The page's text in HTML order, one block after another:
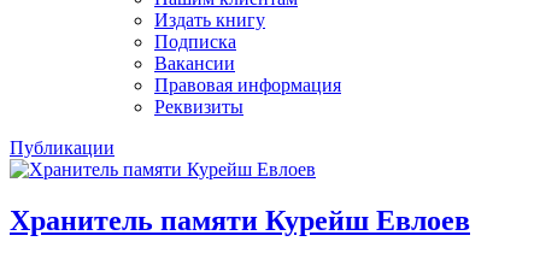
Издать книгу
Подписка
Вакансии
Правовая информация
Реквизиты
Публикации
Хранитель памяти Курейш Евлоев